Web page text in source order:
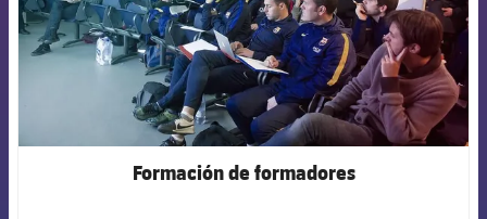
Formación de formadores